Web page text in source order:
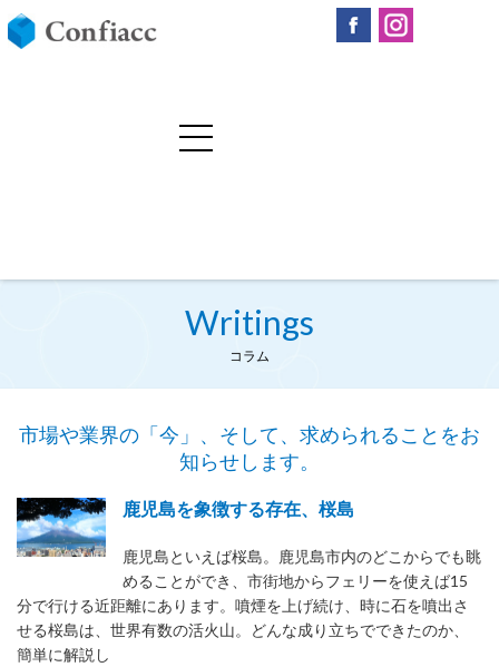
Writings
コラム
市場や業界の「今」、そして、求められることをお
知らせします。
鹿児島を象徴する存在、桜島
鹿児島といえば桜島。鹿児島市内のどこからでも眺
めることができ、市街地からフェリーを使えば15
分で行ける近距離にあります。噴煙を上げ続け、時に石を噴出さ
せる桜島は、世界有数の活火山。どんな成り立ちでできたのか、
簡単に解説し